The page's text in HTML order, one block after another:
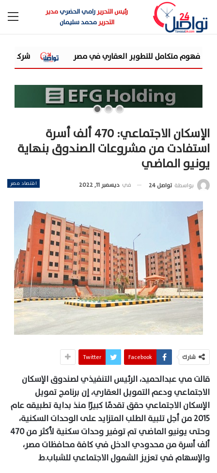
رئيس التحريررامي الحضريمدير
التحريرمحمد سليمان
شركة «AIG» تتعاون مع «CSCEC الصينية» بمشروع «AI Tower» بأعلى المعايير العالمية
الإسكان الاجتماعي: 470 ألف أسرة
استفادت من مشروعات الصندوق بنهاية
يونيو الماضي
اقتصاد مصر بواسطة تواصل 24 في ديسمبر 11, 2022
شارك Facebook
Twitter
قالت مي عبدالحميد، الرئيس التنفيذي لصندوق الإسكان
الاجتماعي ودعم التمويل العقاري، إن برنامج تمويل
الإسكان الاجتماعي حقق تقدمًا كبيرًا منذ بداية تطبيقه عام
2015 من أجل تلبية الطلب المتزايد على الوحدات السكنية،
وحتى يونيو الماضي تم توفير وحدات سكنية لأكثر من 470
ألف أسرة من محدودي الدخل في كافة محافظات مصر،
والإسهام في تعزيز الشمول الاجتماعي للشباب.ط